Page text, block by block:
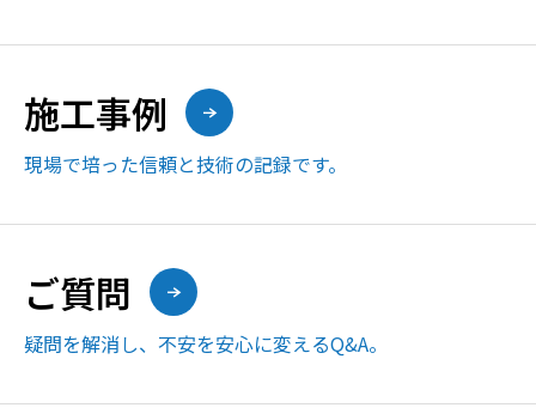
施工事例
現場で培った信頼と技術の記録です。
ご質問
疑問を解消し、不安を安心に変えるQ&A。